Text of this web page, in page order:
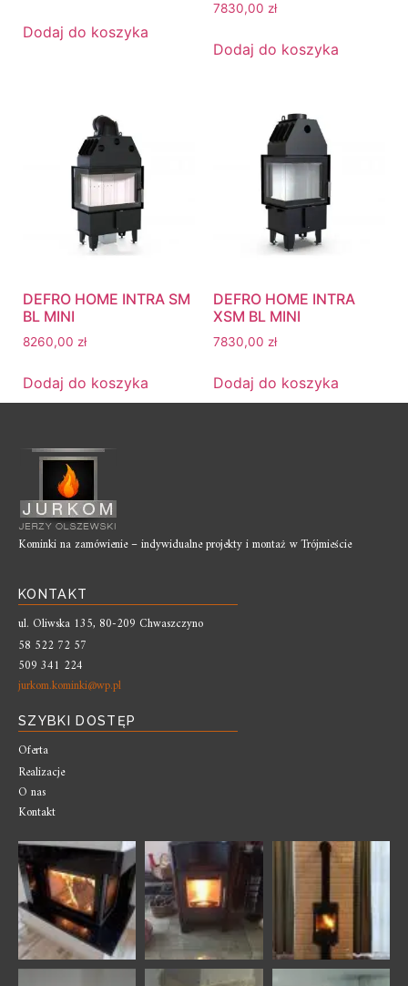
Dodaj do koszyka
7830,00 zł
Dodaj do koszyka
DEFRO HOME INTRA SM
BL MINI
8260,00 zł
Dodaj do koszyka
DEFRO HOME INTRA
XSM BL MINI
7830,00 zł
Dodaj do koszyka
Kominki na zamówienie – indywidualne projekty i montaż w Trójmieście
KONTAKT
ul. Oliwska 135, 80-209 Chwaszczyno
58 522 72 57
509 341 224
jurkom.kominki@wp.pl
SZYBKI DOSTĘP
Oferta
Realizacje
O nas
Kontakt